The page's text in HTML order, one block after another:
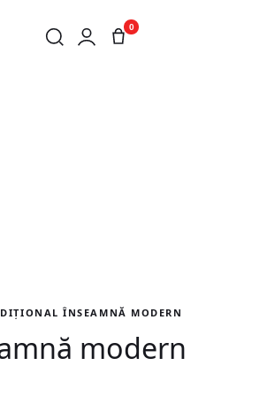
0
ÎNSEAMNĂ MODERN
modern